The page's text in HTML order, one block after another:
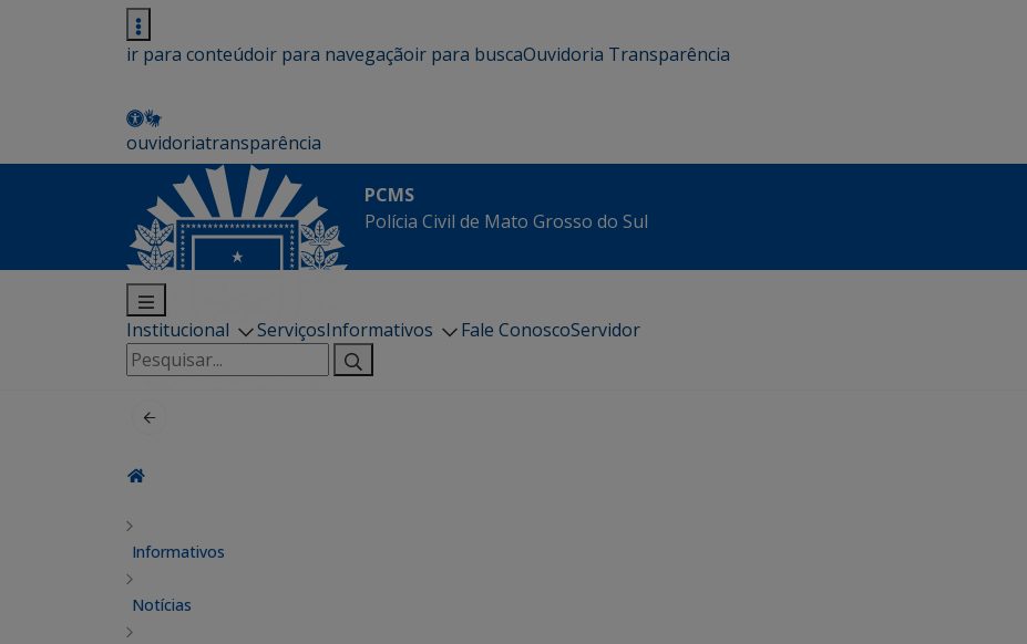
ir para conteúdoir para navegaçãoir para buscaOuvidoria Transparência
ouvidoriatransparência
PCMS
Polícia Civil de Mato Grosso do Sul
Institucional ServiçosInformativos Fale ConoscoServidor
Pesquisar
por:
Informativos
Notícias